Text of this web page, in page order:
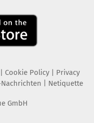
Cookie Policy| Privacy
| Netiquette
GmbH